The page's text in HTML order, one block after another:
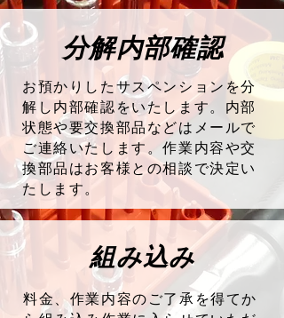
分解内部確認
お預かりしたサスペンションを分
解し内部確認をいたします。内部
状態や要交換部品などはメールで
ご連絡いたします。作業内容や交
換部品はお客様との相談で決定い
たします。
組み込み
料金、作業内容のご了承を得てか